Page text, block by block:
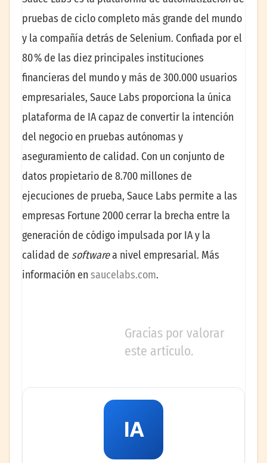
pruebas de ciclo completo más grande del mundo
y la compañía detrás de Selenium. Confiada por el
80 % de las diez principales instituciones
financieras del mundo y más de 300.000 usuarios
empresariales, Sauce Labs proporciona la única
plataforma de IA capaz de convertir la intención
del negocio en pruebas autónomas y
aseguramiento de calidad. Con un conjunto de
datos propietario de 8.700 millones de
ejecuciones de prueba, Sauce Labs permite a las
empresas Fortune 2000 cerrar la brecha entre la
generación de código impulsada por IA y la
calidad de softwarea nivel empresarial. Más
información en saucelabs.com.
Gracias por valorar
este artículo.
IA